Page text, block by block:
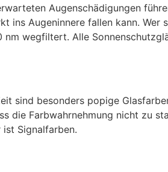
Augenschädigungen
ins Augeninnere fallen kann. Wer
wegfiltert. Alle
sind besonders popige
die Farbwahrnehmung nicht zu
Signalfarben.